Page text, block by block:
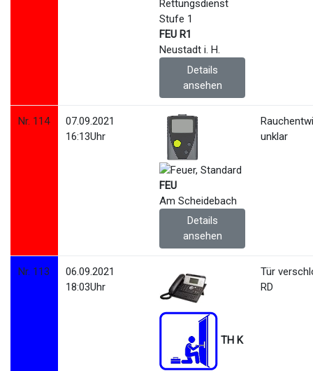
FEU R1
Neustadt i. H.
Details
ansehen
Nr. 114
07.09.2021
16:13Uhr
FEU
Am Scheidebach
Details
ansehen
unklar
Nr. 113
06.09.2021
18:03Uhr
TH K
Tür
RD